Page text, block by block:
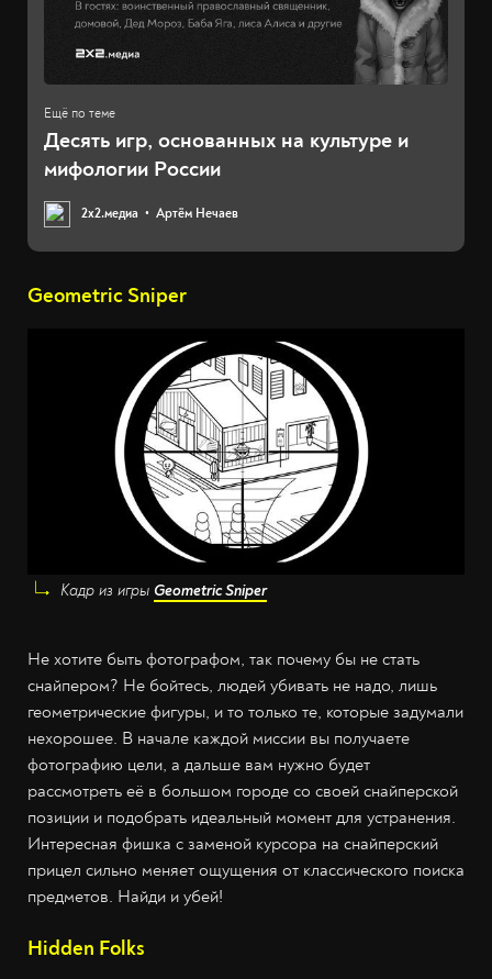
Десять игр, основанных на культуре и
мифологии России
2х2.медиа Артём Нечаев
Geometric Sniper
Кадр из игры Geometric Sniper
Не хотите быть фотографом, так почему бы не стать
снайпером? Не бойтесь, людей убивать не надо, лишь
геометрические фигуры, и то только те, которые задумали
нехорошее. В начале каждой миссии вы получаете
фотографию цели, а дальше вам нужно будет
рассмотреть её в большом городе со своей снайперской
позиции и подобрать идеальный момент для устранения.
Интересная фишка с заменой курсора на снайперский
прицел сильно меняет ощущения от классического поиска
предметов. Найди и убей!
Hidden Folks